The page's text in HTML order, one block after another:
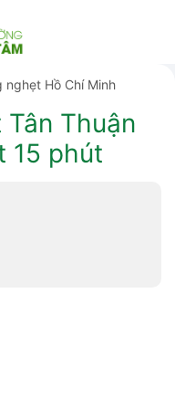
nghẹt Hồ Chí Minh
Thuận
15 phút